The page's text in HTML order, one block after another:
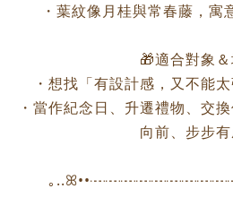
・葉紋像月桂與常春藤，寓
🎁適合對象
・想找「有設計感，又不能
・當作紀念日、升遷禮物、交
向前、步步有
｡